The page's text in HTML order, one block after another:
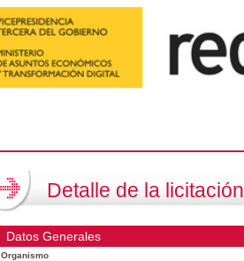
Detalle de la licitación
Datos Generales
Organismo